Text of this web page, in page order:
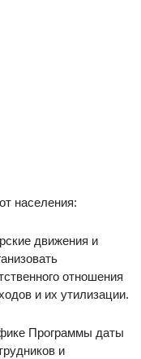
населения:
движения и
отношения
и их утилизации.
Программы даты
и